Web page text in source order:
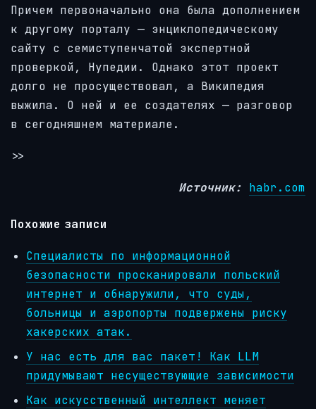
Причем первоначально она была дополнением
к другому порталу — энциклопедическому
сайту с семиступенчатой экспертной
проверкой, Нупедии. Однако этот проект
долго не просуществовал, а Википедия
выжила. О ней и ее создателях — разговор
в сегодняшнем материале.
>>
Источник: habr.com
Похожие записи
Специалисты по информационной
безопасности просканировали польский
интернет и обнаружили, что суды,
больницы и аэропорты подвержены риску
хакерских атак.
У нас есть для вас пакет! Как LLM
придумывают несуществующие зависимости
Как искусственный интеллект меняет